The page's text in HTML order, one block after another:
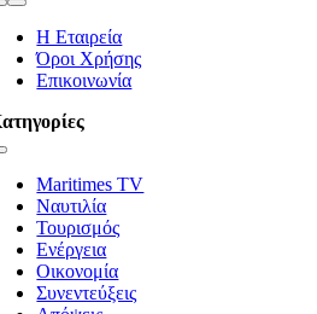
Η Εταιρεία
Όροι Χρήσης
Επικοινωνία
Maritimes TV
Ναυτιλία
Τουρισμός
Ενέργεια
Οικονομία
Συνεντεύξεις